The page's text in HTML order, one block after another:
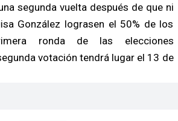
segunda vuelta después de que ni
González lograsen el 50% de los
ronda de las elecciones
votación tendrá lugar el 13 de